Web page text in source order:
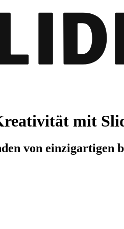
mit
von einzigartigen